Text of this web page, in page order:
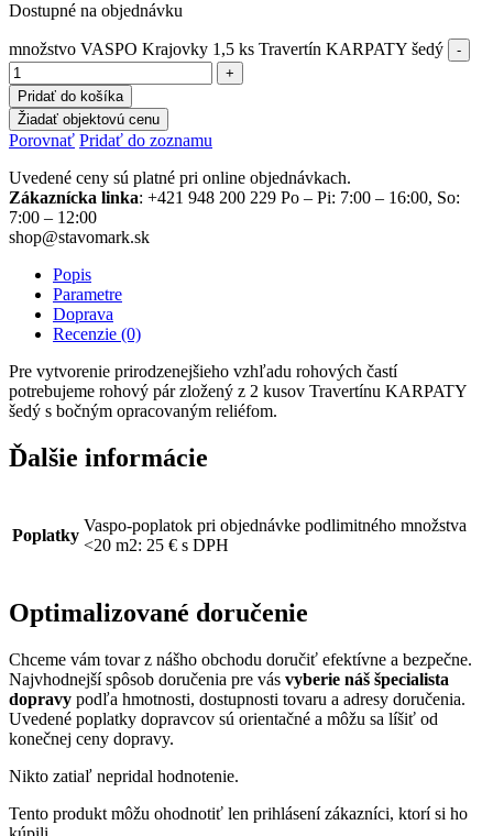
Dostupné na objednávku
množstvo VASPO Krajovky 1,5 ks Travertín KARPATY šedý
Pridať do košíka
Žiadať objektovú cenu
Porovnať Pridať do zoznamu
Uvedené ceny sú platné pri online objednávkach.
Zákaznícka linka: +421 948 200 229 Po – Pi: 7:00 – 16:00, So:
7:00 – 12:00
shop@stavomark.sk
Popis
Parametre
Doprava
Recenzie (0)
Pre vytvorenie prirodzenejšieho vzhľadu rohových častí
potrebujeme rohový pár zložený z 2 kusov Travertínu KARPATY
šedý s bočným opracovaným reliéfom.
Ďalšie informácie
Poplatky
Vaspo-poplatok pri objednávke podlimitného množstva
<20 m2: 25 € s DPH
Optimalizované doručenie
Chceme vám tovar z nášho obchodu doručiť efektívne a bezpečne.
Najvhodnejší spôsob doručenia pre vás vyberie náš špecialista
dopravy podľa hmotnosti, dostupnosti tovaru a adresy doručenia.
Uvedené poplatky dopravcov sú orientačné a môžu sa líšiť od
konečnej ceny dopravy.
Nikto zatiaľ nepridal hodnotenie.
Tento produkt môžu ohodnotiť len prihlásení zákazníci, ktorí si ho